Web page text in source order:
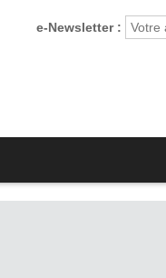
e-Newsletter :